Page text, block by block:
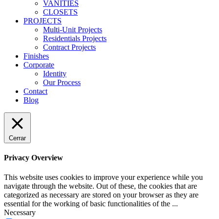
VANITIES
CLOSETS
PROJECTS
Multi-Unit Projects
Residentials Projects
Contract Projects
Finishes
Corporate
Identity
Our Process
Contact
Blog
Cerrar
Privacy Overview
This website uses cookies to improve your experience while you
navigate through the website. Out of these, the cookies that are
categorized as necessary are stored on your browser as they are
essential for the working of basic functionalities of the ...
Necessary